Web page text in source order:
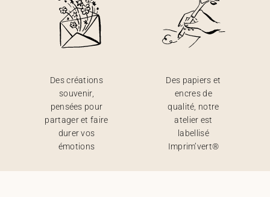
Des créations
souvenir,
pensées pour
partager et faire
durer vos
émotions
Des papiers et
encres de
qualité, notre
atelier est
labellisé
Imprim’vert®